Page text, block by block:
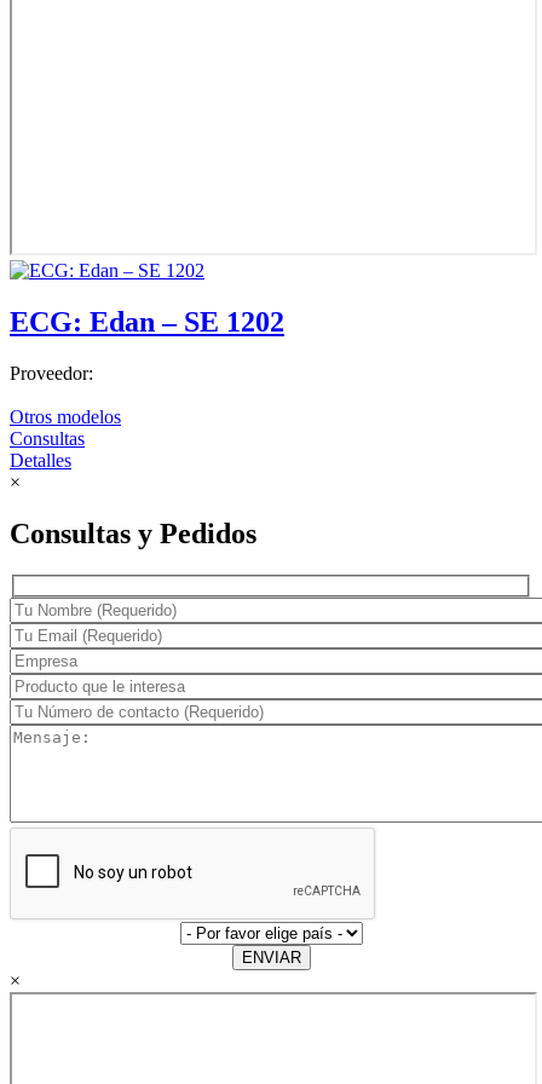
ECG: Edan – SE 1202
Proveedor:
Otros modelos
Consultas
Detalles
×
Consultas y Pedidos
ENVIAR
×